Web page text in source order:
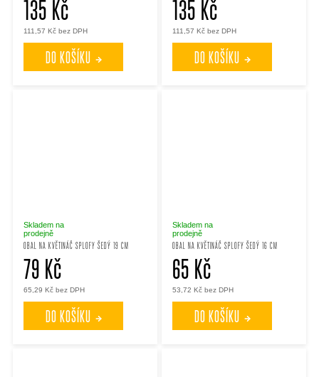
111,57 Kč bez DPH
135 Kč
DO KOŠÍKU
111,57 Kč bez DPH
135 Kč
DO KOŠÍKU
OBAL NA KVĚTINÁČ SPLOFY ŠEDÝ 19 CM
Skladem na
prodejně
65,29 Kč bez DPH
79 Kč
DO KOŠÍKU
OBAL NA KVĚTINÁČ SPLOFY ŠEDÝ 16 CM
Skladem na
prodejně
53,72 Kč bez DPH
65 Kč
DO KOŠÍKU